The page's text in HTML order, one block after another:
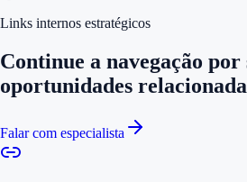
Links internos estratégicos
Continue a navegação por
oportunidades
Falar com especialista